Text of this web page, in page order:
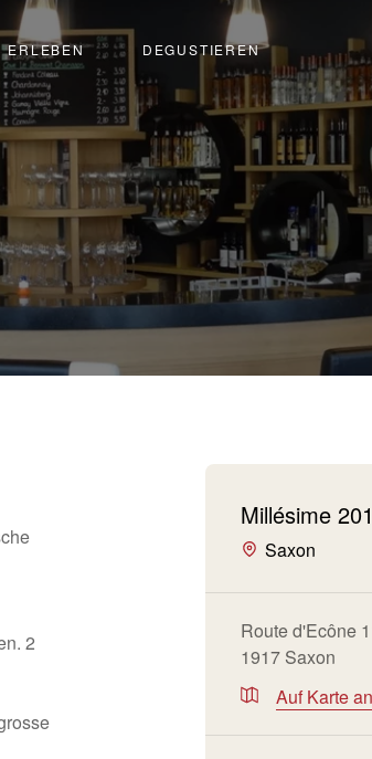
ERLEBEN DEGUSTIEREN
2
Millésime
Saxon
Route d'Ecône
1917 Saxon
Auf Karte